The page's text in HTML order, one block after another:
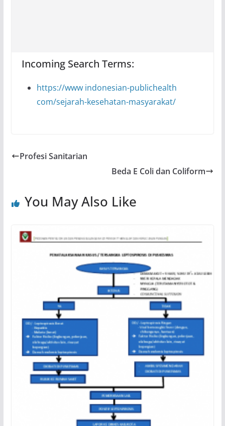
Incoming Search Terms:
https://www indonesian-publichealth
com/sejarah-kesehatan-masyarakat/
Profesi Sanitarian
Beda E Coli dan Coliform
You May Also Like